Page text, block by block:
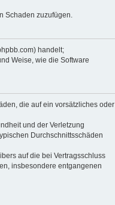
Schaden zuzufügen.
handelt;
Weise, wie die Software
die auf ein vorsätzliches oder
und der Verletzung
Durchschnittsschäden
auf die bei Vertragsschluss
insbesondere entgangenen